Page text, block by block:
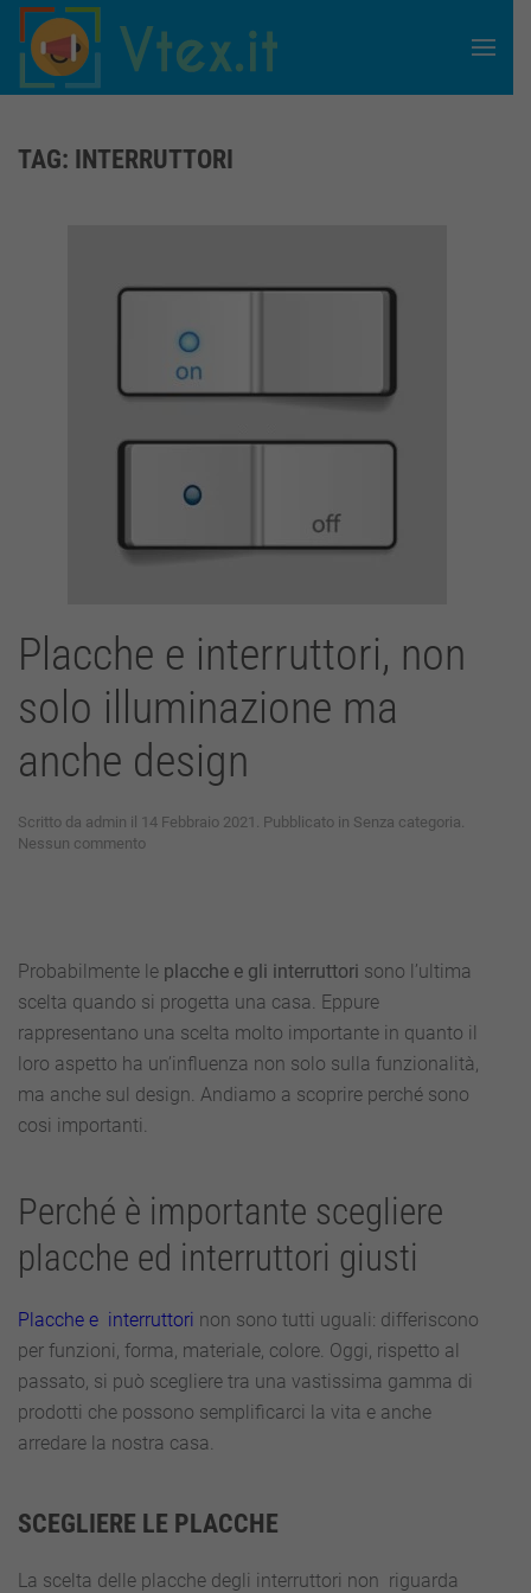
Skip to main content
TAG: INTERRUTTORI
Placche e interruttori, non
solo illuminazione ma
anche design
Scritto da admin il 14 Febbraio 2021 . Pubblicato in Senza categoria.
Nessun commentosu
illuminazione
ma
anche
design
Probabilmente le placche e gli interruttori sono l’ultima
scelta quando si progetta una casa. Eppure
rappresentano una scelta molto importante in quanto il
loro aspetto ha un’influenza non solo sulla funzionalità,
ma anche sul design. Andiamo a scoprire perché sono
cosi importanti.
Perché è importante scegliere
placche ed interruttori giusti
Placche e interruttori non sono tutti uguali: differiscono
per funzioni, forma, materiale, colore. Oggi, rispetto al
passato, si può scegliere tra una vastissima gamma di
prodotti che possono semplificarci la vita e anche
arredare la nostra casa.
SCEGLIERE LE PLACCHE
La scelta delle placche degli interruttori non riguarda